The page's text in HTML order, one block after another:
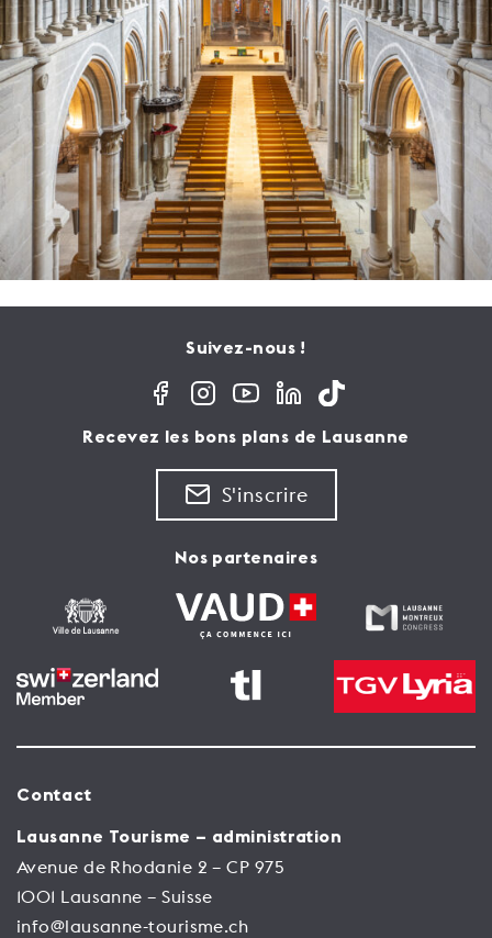
Suivez-nous !
Recevez les bons plans de Lausanne
S'inscrire
Nos partenaires
Contact
Lausanne Tourisme – administration
Avenue de Rhodanie 2 – CP 975
1001 Lausanne – Suisse
info@lausanne-tourisme.ch